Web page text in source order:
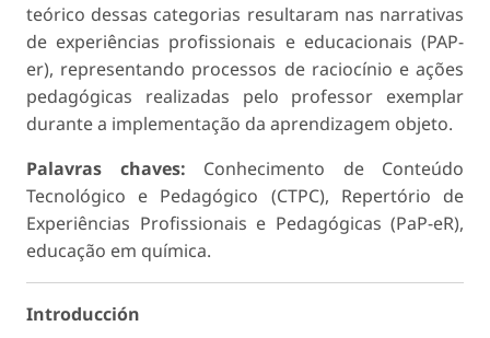
teórico dessas categorias resultaram nas narrativas
de experiências profissionais e educacionais (PAP-
er), representando processos de raciocínio e ações
pedagógicas realizadas pelo professor exemplar
durante a implementação da aprendizagem objeto.
Palavras chaves: Conhecimento de Conteúdo
Tecnológico e Pedagógico (CTPC), Repertório de
Experiências Profissionais e Pedagógicas (PaP-eR),
educação em química.
Introducción